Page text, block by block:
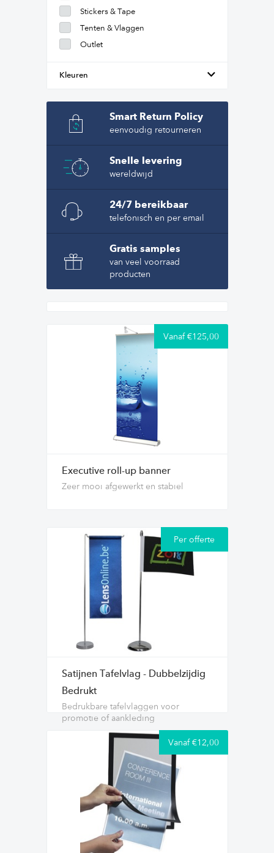
Stickers & Tape
Tenten & Vlaggen
Outlet
Kleuren
Smart Return Policy
eenvoudig retourneren
Snelle levering
wereldwijd
24/7 bereikbaar
telefonisch en per email
Gratis samples
van veel voorraad
producten
Vanaf €125,00
Executive roll-up banner
Zeer mooi afgewerkt en stabiel
Per offerte
Satijnen Tafelvlag - Dubbelzijdig
Bedrukt
Bedrukbare tafelvlaggen voor
promotie of aankleding
Vanaf €12,00